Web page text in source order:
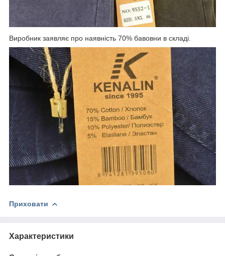
Виробник заявляє про наявність 70% бавовни в складі.
Приховати
Характеристики